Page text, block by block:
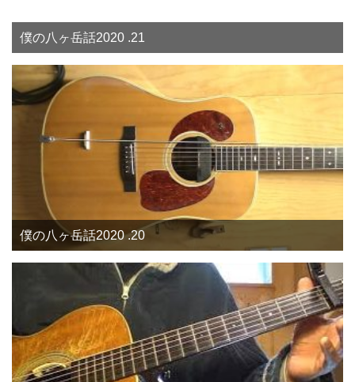
僕の八ヶ岳話2020 .21
僕の八ヶ岳話2020 .20